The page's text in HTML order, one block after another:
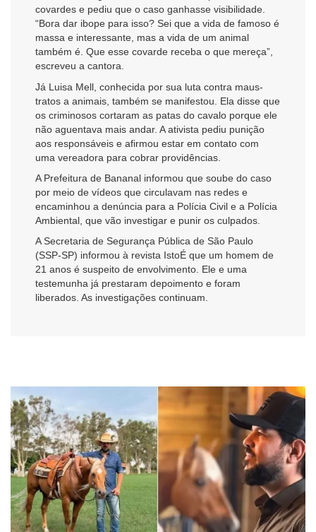
covardes e pediu que o caso ganhasse visibilidade.
“Bora dar ibope para isso? Sei que a vida de famoso é
massa e interessante, mas a vida de um animal
também é. Que esse covarde receba o que mereça”,
escreveu a cantora.
Já Luisa Mell, conhecida por sua luta contra maus-
tratos a animais, também se manifestou. Ela disse que
os criminosos cortaram as patas do cavalo porque ele
não aguentava mais andar. A ativista pediu punição
aos responsáveis e afirmou estar em contato com
uma vereadora para cobrar providências.
A Prefeitura de Bananal informou que soube do caso
por meio de vídeos que circulavam nas redes e
encaminhou a denúncia para a Polícia Civil e a Polícia
Ambiental, que vão investigar e punir os culpados.
A Secretaria de Segurança Pública de São Paulo
(SSP-SP) informou à revista IstoÉ que um homem de
21 anos é suspeito de envolvimento. Ele e uma
testemunha já prestaram depoimento e foram
liberados. As investigações continuam.